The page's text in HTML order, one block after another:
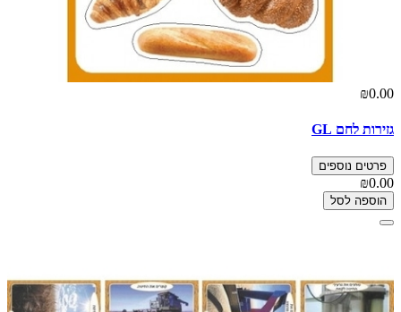
₪0.00
גזירות לחם GL
פרטים נוספים
₪0.00
הוספה לסל